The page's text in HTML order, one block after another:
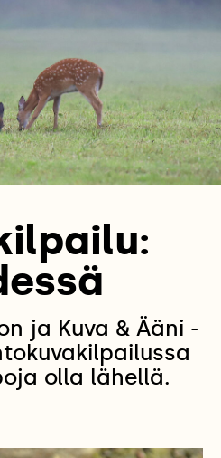
ja Kuva & Ääni -
olla lähellä.